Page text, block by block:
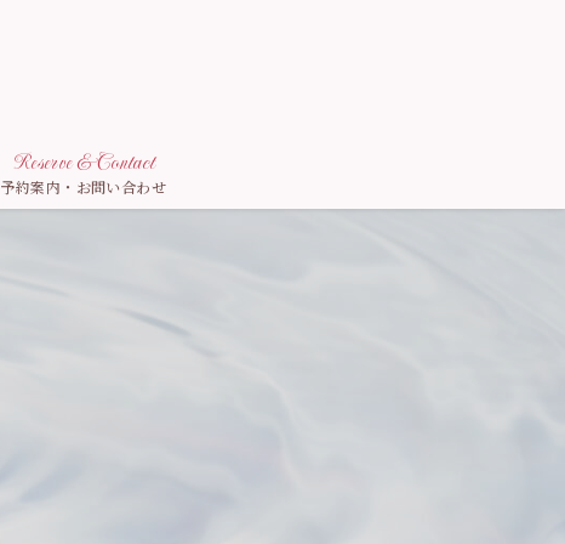
Reserve & Contact
予約案内・お問い合わせ